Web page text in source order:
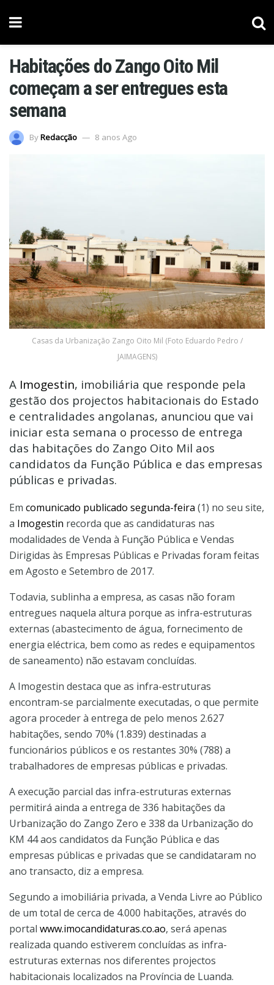
Habitações do Zango Oito Mil
começam a ser entregues esta
semana
ByRedacção 8 anos Ago
Casas da Urbanização Zango Oito Mil (Foto Eduardo Pedro /
JAIMAGENS)
A Imogestin, imobiliária que responde pela
gestão dos projectos habitacionais do Estado
e centralidades angolanas, anunciou que vai
iniciar esta semana o processo de entrega
das habitações do Zango Oito Mil aos
candidatos da Função Pública e das empresas
públicas e privadas.
Em comunicado publicado segunda-feira (1) no seu site,
a Imogestin recorda que as candidaturas nas
modalidades de Venda à Função Pública e Vendas
Dirigidas às Empresas Públicas e Privadas foram feitas
em Agosto e Setembro de 2017.
Todavia, sublinha a empresa, as casas não foram
entregues naquela altura porque as infra-estruturas
externas (abastecimento de água, fornecimento de
energia eléctrica, bem como as redes e equipamentos
de saneamento) não estavam concluídas.
A Imogestin destaca que as infra-estruturas
encontram-se parcialmente executadas, o que permite
agora proceder à entrega de pelo menos 2.627
habitações, sendo 70% (1.839) destinadas a
funcionários públicos e os restantes 30% (788) a
trabalhadores de empresas públicas e privadas.
A execução parcial das infra-estruturas externas
permitirá ainda a entrega de 336 habitações da
Urbanização do Zango Zero e 338 da Urbanização do
KM 44 aos candidatos da Função Pública e das
empresas públicas e privadas que se candidataram no
ano transacto, diz a empresa.
Segundo a imobiliária privada, a Venda Livre ao Público
de um total de cerca de 4.000 habitações, através do
portal www.imocandidaturas.co.ao, será apenas
realizada quando estiverem concluídas as infra-
estruturas externas nos diferentes projectos
habitacionais localizados na Província de Luanda.